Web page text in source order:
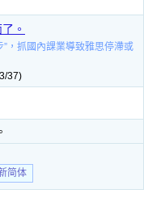
。
，抓國內課業導致雅思停滯或
37)
简体